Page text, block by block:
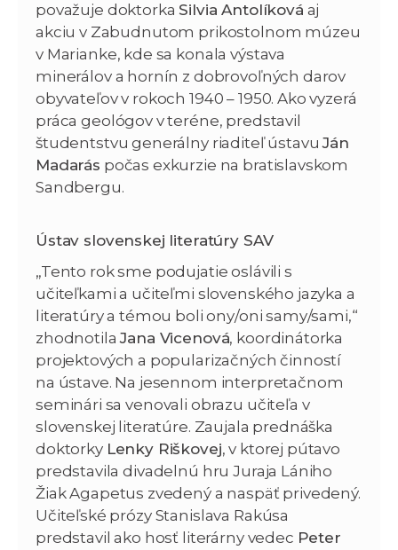
považuje doktorka Silvia Antolíková aj
akciu v Zabudnutom prikostolnom múzeu
v Marianke, kde sa konala výstava
minerálov a hornín z dobrovoľných darov
obyvateľov v rokoch 1940 – 1950. Ako vyzerá
práca geológov v teréne, predstavil
študentstvu generálny riaditeľ ústavuJán
Madarás počas exkurzie na bratislavskom
Sandbergu.
Ústav slovenskej literatúry SAV
„Tento rok sme podujatie oslávili s
učiteľkami a učiteľmi slovenského jazyka a
literatúry a témou boli ony/oni samy/sami,“
zhodnotilaJana Vicenová, koordinátorka
projektových a popularizačných činností
na ústave. Na jesennom interpretačnom
seminári sa venovali obrazu učiteľa v
slovenskej literatúre. Zaujala prednáška
doktorky Lenky Riškovej, v ktorej pútavo
predstavila divadelnú hru Juraja Lániho
Žiak Agapetus zvedený a naspäť privedený.
Učiteľské prózy Stanislava Rakúsa
predstavil ako hosť literárny vedec Peter